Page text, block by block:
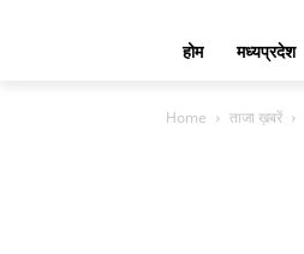
होम मध्यप्रदेश
Home ताजा ख़बरें